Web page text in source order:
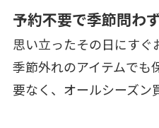
予約不要で季節問わ
思い立ったその日にすぐ
季節外れのアイテムでも
要なく、オールシーズン